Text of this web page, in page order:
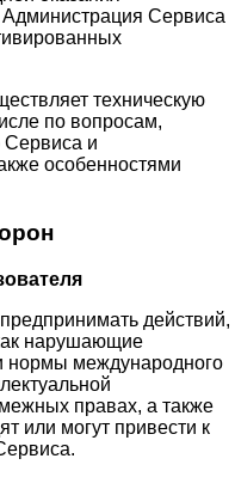
Администрация Сервиса
техническую
по вопросам,
Сервиса и
особенностями
действий,
нарушающие
нормы международного
правах, а также
или могут привести к